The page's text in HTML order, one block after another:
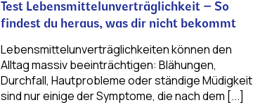
Test Lebensmittelunverträglichkeit – So
findest du heraus, was dir nicht bekommt
Lebensmittelunverträglichkeiten können den
Alltag massiv beeinträchtigen: Blähungen,
Durchfall, Hautprobleme oder ständige Müdigkeit
sind nur einige der Symptome, die nach dem [...]